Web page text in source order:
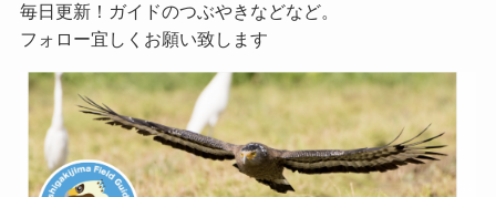
毎日更新！ガイドのつぶやきなどなど。
フォロー宜しくお願い致します